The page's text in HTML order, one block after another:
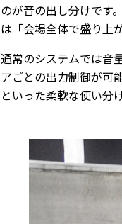
のが音の出し分けです
は「会場全体で盛り上
通常のシステムでは音
アごとの出力制御が可
といった柔軟な使い分